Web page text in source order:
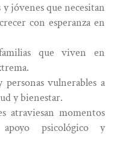
jóvenes que necesitan
con esperanza en
que viven en
vulnerables a
y bienestar.
atraviesan momentos
psicológico y